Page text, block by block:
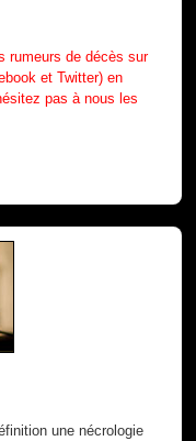
rumeurs de décès sur
et Twitter) en
pas à nous les
une nécrologie